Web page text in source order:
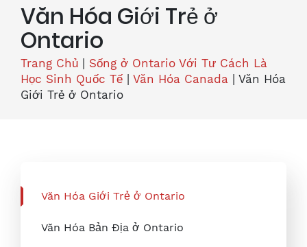
Văn Hóa Giới Trẻ ở
Ontario
Trang Chủ
Sống ở Ontario Với Tư Cách Là
Học Sinh Quốc Tế
Văn Hóa Canada
Văn Hóa
Giới Trẻ ở Ontario
Văn Hóa Giới Trẻ ở Ontario
Văn Hóa Bản Địa ở Ontario